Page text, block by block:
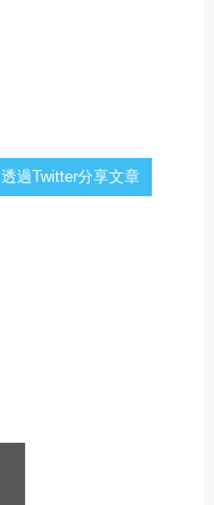
透過Twitter分享文章